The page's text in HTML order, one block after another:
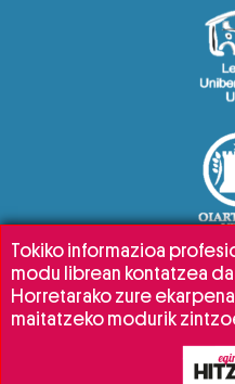
Tokiko informazioa
modu librean kontatzea
Horretarako zure
maitatzeko modurik